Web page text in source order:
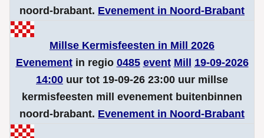
noord-brabant. Evenement in Noord-Brabant
Millse Kermisfeesten in Mill 2026
Evenementin regio 0485 event Mill
19-09-2026
14:00 uur tot 19-09-26 23:00 uur millse
kermisfeesten mill evenement buitenbinnen
noord-brabant. Evenement in Noord-Brabant